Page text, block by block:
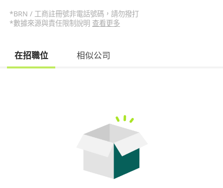
*BRN / 工商註冊號非電話號碼，請勿撥打
*數據來源與責任限制說明 查看更多
在招職位 相似公司